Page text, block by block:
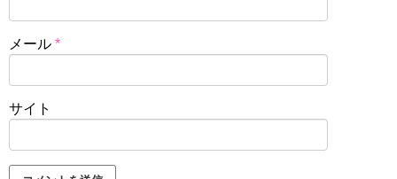
メール *
サイト